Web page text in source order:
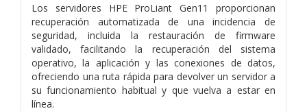
Los servidores HPE ProLiant Gen11 proporcionan
recuperación automatizada de una incidencia de
seguridad, incluida la restauración de firmware
validado, facilitando la recuperación del sistema
operativo, la aplicación y las conexiones de datos,
ofreciendo una ruta rápida para devolver un servidor a
su funcionamiento habitual y que vuelva a estar en
línea.